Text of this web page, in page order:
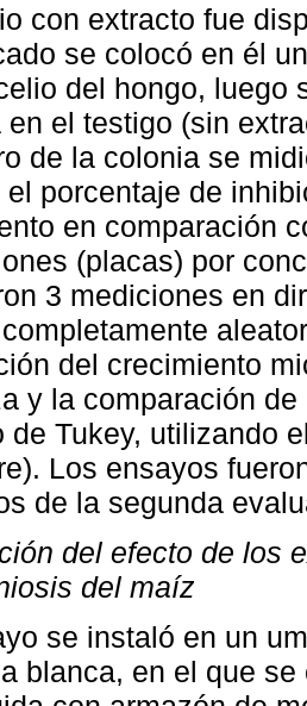
con extracto fue
se colocó en él
del hongo, luego
en el testigo (sin
de la colonia se
el porcentaje de
en comparación
(placas) por
3 mediciones en
del crecimiento
y la comparación
de Tukey, utilizando
Los ensayos
de la segunda
del efecto de los
del maíz
se instaló en un
blanca, en el que